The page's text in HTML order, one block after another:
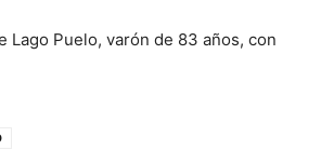
Lago Puelo, varón de 83 años, con